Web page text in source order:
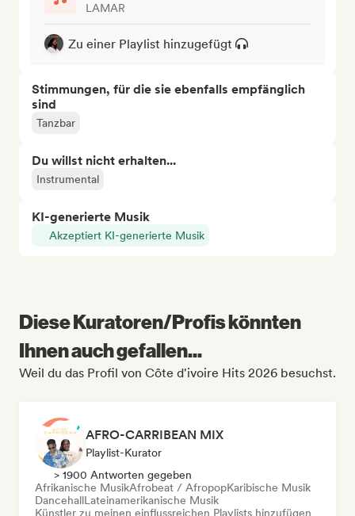
LAMAR
Zu einer Playlist hinzugefügt
Stimmungen, für die sie ebenfalls empfänglich
sind
Tanzbar
Du willst nicht erhalten...
Instrumental
KI-generierte Musik
Akzeptiert KI-generierte Musik
Diese Kuratoren/Profis könnten
Ihnen auch gefallen...
Weil du das Profil von Côte d'ivoire Hits 2026 besuchst.
AFRO-CARRIBEAN MIX
Playlist-Kurator
> 1900 Antworten gegeben
Afrikanische MusikAfrobeat / AfropopKaribische Musik
DancehallLateinamerikanische Musik
Künstler zu meinen einflussreichen Playlists hinzufügen